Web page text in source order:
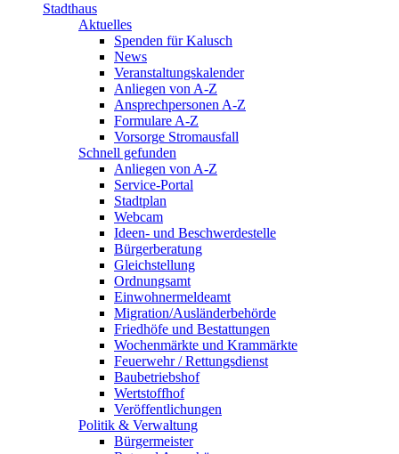
Stadthaus
Aktuelles
Spenden für Kalusch
News
Veranstaltungskalender
Anliegen von A-Z
Ansprechpersonen A-Z
Formulare A-Z
Vorsorge Stromausfall
Schnell gefunden
Anliegen von A-Z
Service-Portal
Stadtplan
Webcam
Ideen- und Beschwerdestelle
Bürgerberatung
Gleichstellung
Ordnungsamt
Einwohnermeldeamt
Migration/Ausländerbehörde
Friedhöfe und Bestattungen
Wochenmärkte und Krammärkte
Feuerwehr / Rettungsdienst
Baubetriebshof
Wertstoffhof
Veröffentlichungen
Politik & Verwaltung
Bürgermeister